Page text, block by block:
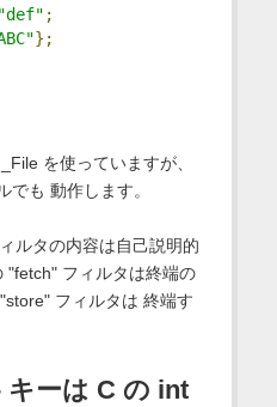
"def" ;
};
を使っていますが、
でも 動作します。
ルタの内容は自己説明的
"fetch" フィルタは終端の
フィルタは 終端す
キーは C の int